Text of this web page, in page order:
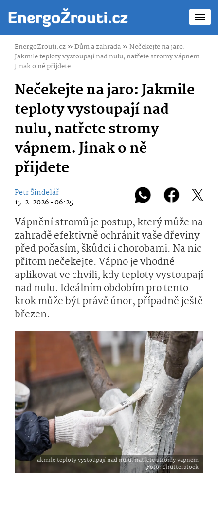
EnergoZrouti.cz»Dům a zahrada»Nečekejte na jaro:
Jakmile teploty vystoupají nad nulu, natřete stromy vápnem.
Jinak o ně přijdete
Nečekejte na jaro: Jakmile
teploty vystoupají nad
nulu, natřete stromy
vápnem. Jinak o ně
přijdete
Petr Šindelář
15. 2. 2026 ▪ 06:25
Vápnění stromů je postup, který může na
zahradě efektivně ochránit vaše dřeviny
před počasím, škůdci i chorobami. Na nic
přitom nečekejte. Vápno je vhodné
aplikovat ve chvíli, kdy teploty vystoupají
nad nulu. Ideálním obdobím pro tento
krok může být právě únor, případně ještě
březen.
Jakmile teploty vystoupají nad nulu, natřete stromy vápnem
Foto: Shutterstock